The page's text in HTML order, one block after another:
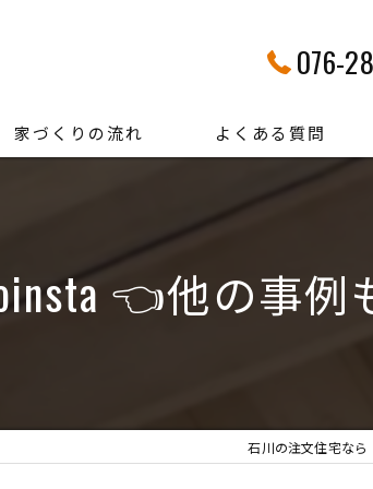
076-
家づくりの流れ よくある質問
👈他の事例
石川の注文住宅なら